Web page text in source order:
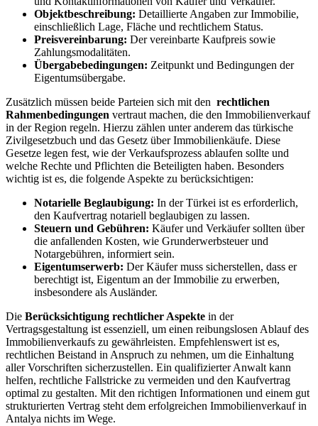
Objektbeschreibung: Detaillierte Angaben zur Immobilie,
einschließlich Lage, Fläche und rechtlichem ⁤Status.
Preisvereinbarung: Der vereinbarte Kaufpreis sowie
Zahlungsmodalitäten.
Übergabebedingungen: Zeitpunkt und ⁣Bedingungen⁤ der
Eigentumsübergabe.
Zusätzlich ​müssen beide Parteien sich mit den ‌ rechtlichen
Rahmenbedingungen vertraut machen, die den⁤ Immobilienverkauf
in der Region regeln.​ Hierzu zählen​ unter ⁤anderem ⁣das türkische
Zivilgesetzbuch⁣ und das Gesetz⁣ über Immobilienkäufe. Diese
Gesetze legen fest, wie der​ Verkaufsprozess ablaufen sollte und
welche Rechte und Pflichten die Beteiligten haben.⁤ Besonders
‌wichtig ist es, die folgende Aspekte ⁤zu berücksichtigen:
Notarielle ⁤Beglaubigung: In der⁢ Türkei ist es erforderlich,
den Kaufvertrag notariell beglaubigen zu⁣ lassen.
Steuern und Gebühren: Käufer und ⁣Verkäufer ‍sollten ⁣über
die anfallenden Kosten, wie Grunderwerbsteuer und
Notargebühren, informiert sein.
Eigentumserwerb: Der Käufer muss sicherstellen, ‌dass er
berechtigt ist, Eigentum an der Immobilie zu erwerben,
insbesondere⁣ als ‌Ausländer.
Die Berücksichtigung ⁤rechtlicher Aspekte in der
Vertragsgestaltung ist⁣ essenziell, um einen reibungslosen Ablauf des
Immobilienverkaufs zu gewährleisten. Empfehlenswert ist es,
rechtlichen Beistand in Anspruch zu nehmen, um die Einhaltung
aller Vorschriften sicherzustellen. Ein qualifizierter Anwalt kann
helfen, rechtliche ⁣Fallstricke zu vermeiden und den Kaufvertrag
optimal zu gestalten. ⁣Mit⁤ den richtigen Informationen und einem gut
strukturierten Vertrag steht dem erfolgreichen Immobilienverkauf in
Antalya nichts im Wege.